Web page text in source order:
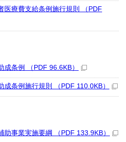
医療費支給条例施行規則 （PDF
条例 （PDF 96.6KB）
条例施行規則 （PDF 110.0KB）
助事業実施要綱 （PDF 133.9KB）